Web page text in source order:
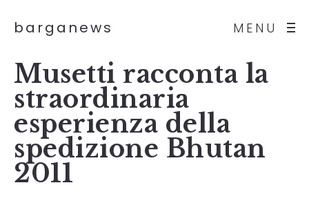
MENU
barganews
Musetti racconta la
straordinaria
esperienza della
spedizione Bhutan
2011